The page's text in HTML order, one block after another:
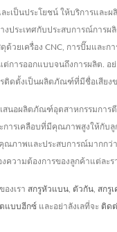
ะเป็นประโยชน์ ให้บริการและ
งประเทศกับประสบการณ์การผ
วยเครื่อง CNC, การปั๊มและก
การออกแบบจนถึงการผลิต. อย่
ติดตั้งเป็นผลิตภัณฑ์ที่มีชื่อเสียงข
เสนอผลิตภัณฑ์อุตสาหกรรมการ
ารเคลือบที่มีคุณภาพสูงให้กับลู
ณภาพและประสบการณ์มากกว่า
ความต้องการของลูกค้าแต่ละร
งเรา สกรูหัวแบน ตัวกัน สกรู
แบบฮีกซ์ และอย่าลังเลที่จะ ติดต่